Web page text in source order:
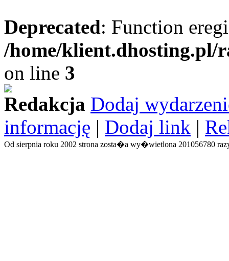
Deprecated: Function
/home/
on line 3
Redakcja Dodaj
informację | Dodaj link |
Od sierpnia roku 2002 strona zosta�a wy�wietlona 201056780